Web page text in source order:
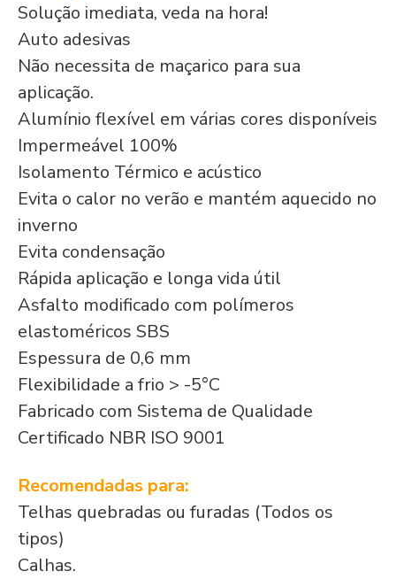
Solução imediata, veda na hora!
Auto adesivas
Não necessita de maçarico para sua
aplicação.
Alumínio flexível em várias cores disponíveis
Impermeável 100%
Isolamento Térmico e acústico
Evita o calor no verão e mantém aquecido no
inverno
Evita condensação
Rápida aplicação e longa vida útil
Asfalto modificado com polímeros
elastoméricos SBS
Espessura de 0,6 mm
Flexibilidade a frio > -5°C
Fabricado com Sistema de Qualidade
Certificado NBR ISO 9001
Recomendadas para:
Telhas quebradas ou furadas (Todos os
tipos)
Calhas.